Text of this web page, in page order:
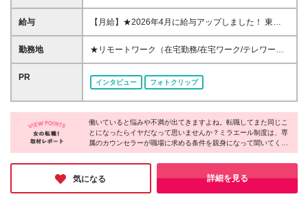
上 ◆事務経験・社会人経験がない方大歓迎 ◆初めて
の転職・第二新卒の方大歓迎 ◆転職回数不問 ◆20代
は、今までのスキルや経験より 「やってみたい！」
という気持ちを大切にしています！
給与
【月給】★2026年4月に給与アップしました！ 東
京 21万0000円～ 神奈川 20万2000円～ 大阪/埼玉 19
万7000円～ 千葉 19万6000円～ 愛知 19万2000円～
～ 栃木 18万2500円～ 滋賀/群馬 18万1500円～ 三
岡山 17万6000円～ 香川 17万5000円～ 北海道 17万
4000円～ 新潟 17万3500円～ 福島 16万9500円～ 山
口/愛媛 16万8500円～ 熊本 16万5500円～ 長崎 16万
同様) 勤務エリア/東京・神奈川・千葉・埼玉・名古
屋・大阪・京都・兵庫 ・札幌・仙台・静岡・福岡 試
勤務地
★リモートワーク（在宅勤務/在宅ワーク/テレワー
ク）もOK 東京都内（渋谷、六本木、丸の内、新宿、
恵比寿、池袋、品川、秋葉原など）、神奈川、千葉、
埼玉、北海道、仙台、福島、新潟、栃木、群馬、つく
ば、長野、富山、静岡、名古屋、金沢、岐阜、三重、
滋賀、京都、大阪、神戸、奈良、広島、岡山、香川、
愛媛、山口、福岡、熊本、長崎、鹿児島の当社取引先
企業での勤務 ◆大手企業で働くチャンス！ ◆転勤な
し/自宅から通える範囲で希望を考慮して決定 ◆キレ
イ＆おしゃれオフィス多数 ◆駅チカで通勤に便利な
エリアも♪ ※配属先によって異なります 【勤務地エリ
アの一例】 東京都……23区内メイン 神奈川県……横
PR
インタビュー フォトクリップ
働いていると悩みや不満が出てきますよね。転職してまた同じこ
とになったらイヤだなって思いませんか？ミラエール制度は、専
属のカウンセラーが職場に求める条件を親身になって聞いてくれ
るみたい！入社してからじゃないとわからないことに悩まされる
心配もなくなりそうですね。女性が長く働くために必要な要素が
詰まった会社だと感じました！
気になる 詳細を見る